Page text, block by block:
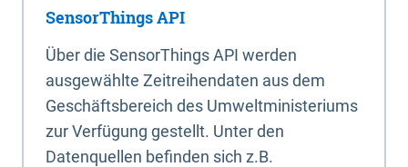
SensorThings API
Über die SensorThings API werden
ausgewählte Zeitreihendaten aus dem
Geschäftsbereich des Umweltministeriums
zur Verfügung gestellt. Unter den
Datenquellen befinden sich z.B.